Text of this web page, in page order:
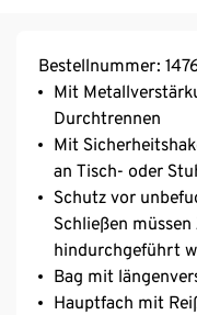
Bestellnummer:
Mit
Durchtrennen
Mit
an Tisch- oder
Schutz vor
Schließen
hindurchgeführt
Bag mit
Hauptfach mit